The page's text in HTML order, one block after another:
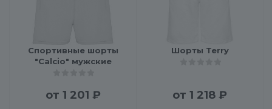
Спортивные шорты
"Calcio" мужские
от 1 201 ₽
Шорты Terry
от 1 218 ₽